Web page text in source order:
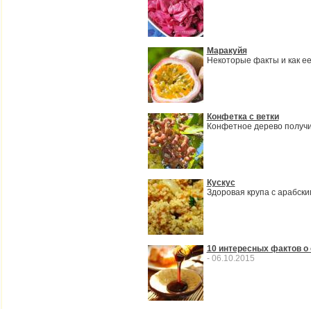
Маракуйя
Некоторые факты и как
Конфетка с ветки
Конфетное дерево
Кускус
Здоровая крупа с
10 интересных фактов о
- 06.10.2015